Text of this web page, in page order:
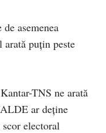
asemenea
puțin peste
TNS ne arată
ar deține
electoral